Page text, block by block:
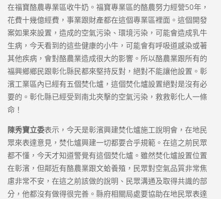
在福寶酪農專業區收牛奶。福寶專業區的酪農努力經營50年，
花費十幾億經費，事業跟財產都在這個專業區裡面。這個開發
案如果來設置，造成的空氣污染、環境污染，可能會造成乳牛
生病，今天看到的這些健康的小牛，可能會有呼吸道感染或著
其他疾病，會對酪農業造成很大的影響。所以酪農業跟所有的
福興鄉鄉民跟彰化縣民都來堅持反對，絕對不能讓他設置。彰
濱工業區內已經有五個焚化爐，這個焚化爐設置絕對是沒有必
要的。彰化縣已經受到南北夾擊的空氣污染，救救彰化人一條
命！
陳秀寶立委表示，今天是彰濱興建焚化爐施工說明會，在地民
眾來表達意見，焚化爐興建一切都要合乎規範。在這之前民眾
都不懂，今天才知道警覺有這個焚化爐。雖然焚化爐設置位置
在彰濱，但鄰近有酪農業跟文蛤養殖，民眾對空氣品質非常焦
慮非常不安，在這之前該做的說明、民眾溝通及取得共識的部
分，他都沒有做得很完善。縣府相關局處要協助在地民眾表達